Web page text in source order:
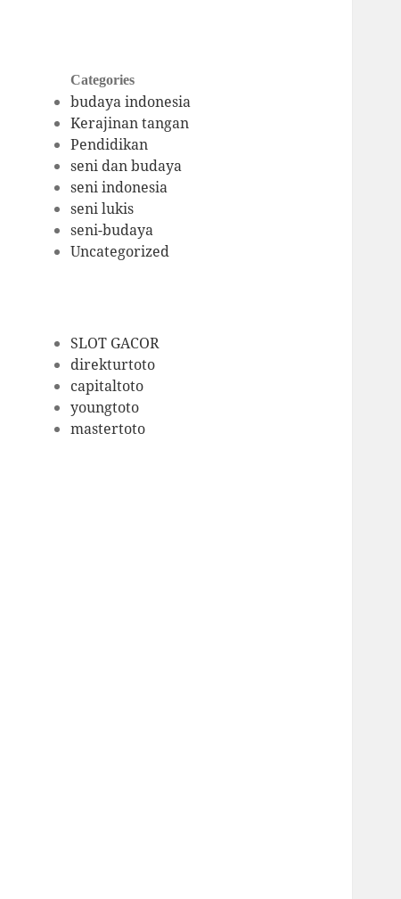
Categories
budaya indonesia
Kerajinan tangan
Pendidikan
seni dan budaya
seni indonesia
seni lukis
seni-budaya
Uncategorized
SLOT GACOR
direkturtoto
capitaltoto
youngtoto
mastertoto